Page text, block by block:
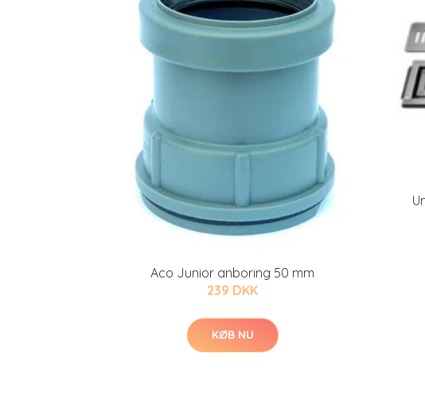
Aco Junior anboring 50 mm
239 DKK
KØB NU